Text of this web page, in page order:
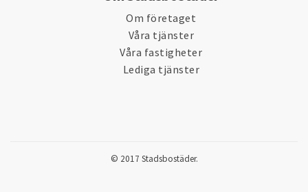
Om företaget
Våra tjänster
Våra fastigheter
Lediga tjänster
© 2017 Stadsbostäder.